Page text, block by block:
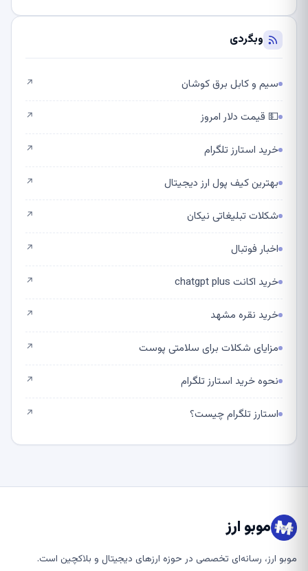
وبگردی
سیم و کابل برق کوشان ↗
💵 قیمت دلار امروز ↗
خرید استارز تلگرام ↗
بهترین کیف پول ارز دیجیتال ↗
شکلات تبلیغاتی نیکان ↗
اخبار فوتبال ↗
خرید اکانت chatgpt plus ↗
خرید نقره مشهد ↗
مزایای شکلات برای سلامتی پوست ↗
نحوه خرید استارز تلگرام ↗
استارز تلگرام چیست؟ ↗
موبو ارز
موبو ارز، رسانه‌ای تخصصی در حوزه ارزهای دیجیتال و بلاکچین است.